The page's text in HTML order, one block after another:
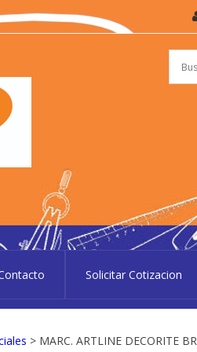
Solicitar Cotizacion
> MARC. ARTLINE DECORITE